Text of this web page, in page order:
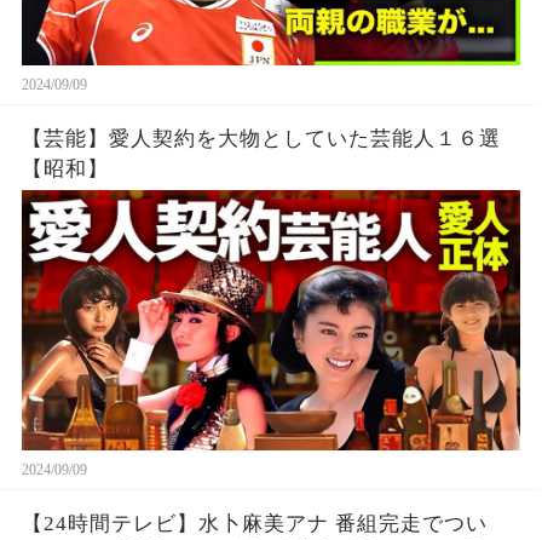
2024/09/09
【芸能】愛人契約を大物としていた芸能人１６選
【昭和】
2024/09/09
【24時間テレビ】水卜麻美アナ 番組完走でつい